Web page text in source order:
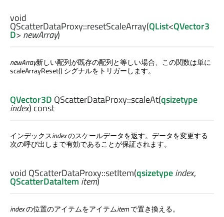
void
QScatterDataProxy::resetScaleArray(QList<QVector3
D>newArray)
newArray新しい配列が既存の配列と等しい場合、この関数は単に
scaleArrayReset() シグナルをトリガーします。
QVector3D QScatterDataProxy::scaleAt(qsizetype
index) const
インデックスindexのスケールデータを返す。データを変更する
次の呼び出しまで有効であることが保証されます。
void QScatterDataProxy::setItem(qsizetypeindex,
QScatterDataItem item)
indexの位置のアイテムをアイテムitemで置き換える。